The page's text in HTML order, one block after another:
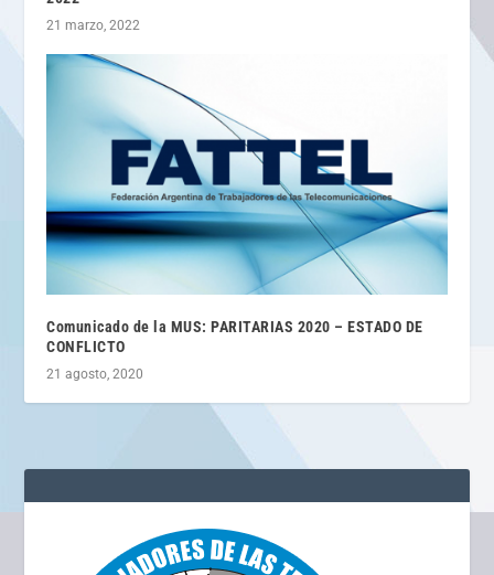
21 marzo, 2022
Comunicado de la MUS: PARITARIAS 2020 – ESTADO DE
CONFLICTO
21 agosto, 2020